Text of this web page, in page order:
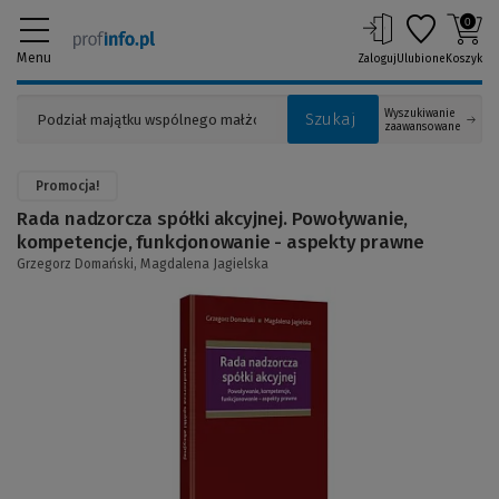
Menu
Szukaj
Wyszukiwanie
zaawansowane
ZalogujUlubione
0
Koszyk
Promocja!
Rada nadzorcza spółki akcyjnej. Powoływanie,
kompetencje, funkcjonowanie - aspekty prawne
Grzegorz Domański, Magdalena Jagielska